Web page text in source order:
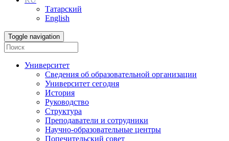
Татарский
English
Toggle navigation
Университет
Сведения об образовательной организации
Университет сегодня
История
Руководство
Структура
Преподаватели и сотрудники
Научно-образовательные центры
Попечительский совет